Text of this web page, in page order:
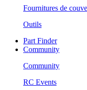
Fournitures de
Outils
Part Finder
Community
Community
RC Events